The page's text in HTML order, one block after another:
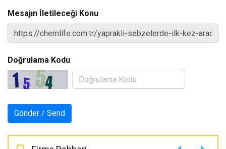
Mesajın İletileceği Konu
Doğrulama Kodu